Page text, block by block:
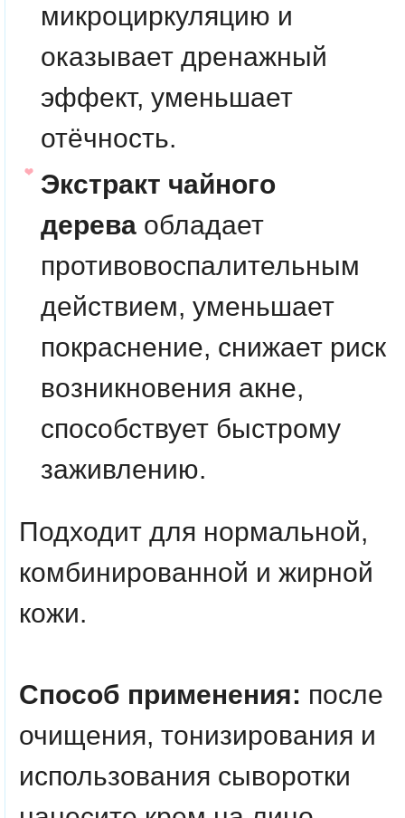
микроциркуляцию и
оказывает дренажный
эффект, уменьшает
отёчность.
Экстракт чайного
дерева обладает
противовоспалительным
действием, уменьшает
покраснение, снижает риск
возникновения акне,
способствует быстрому
заживлению.
Подходит для нормальной,
комбинированной и жирной
кожи.
Способ применения: после
очищения, тонизирования и
использования сыворотки